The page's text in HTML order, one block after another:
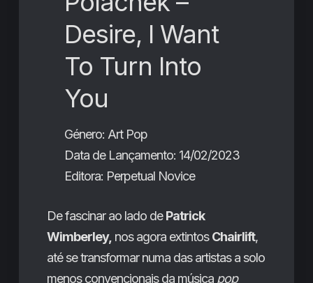
Desire, I Want
To Turn Into
You
Género: Art Pop
Data de Lançamento: 14/02/2023
Editora: Perpetual Novice
De fascinar ao lado dePatrick
Wimberley, nos agora extintosChairlift,
até se transformar numa das artistas a solo
menos convencionais da música pop